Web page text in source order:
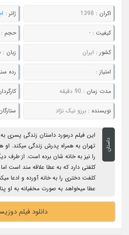
اکران : 1398 ژانر :
کیفیت :- حجم :
کشور : ایران زبان :
امتیاز : رده
مدت زمان : 90 دقیقه
نویسنده :برزو نیک نژاد
داستان
این فیلم درمورد داستان زندگی پسری
تهران به همراه پدرش زندگی میکند. او
را نیز به خانه شان برده است. از طرف
کلفتی دارد که به عطا علاقه مند است
کلفت دختری را به خانه آورده و ادعا
عطا میخواهد به صورت مخفیانه به او
دانلود فیلم